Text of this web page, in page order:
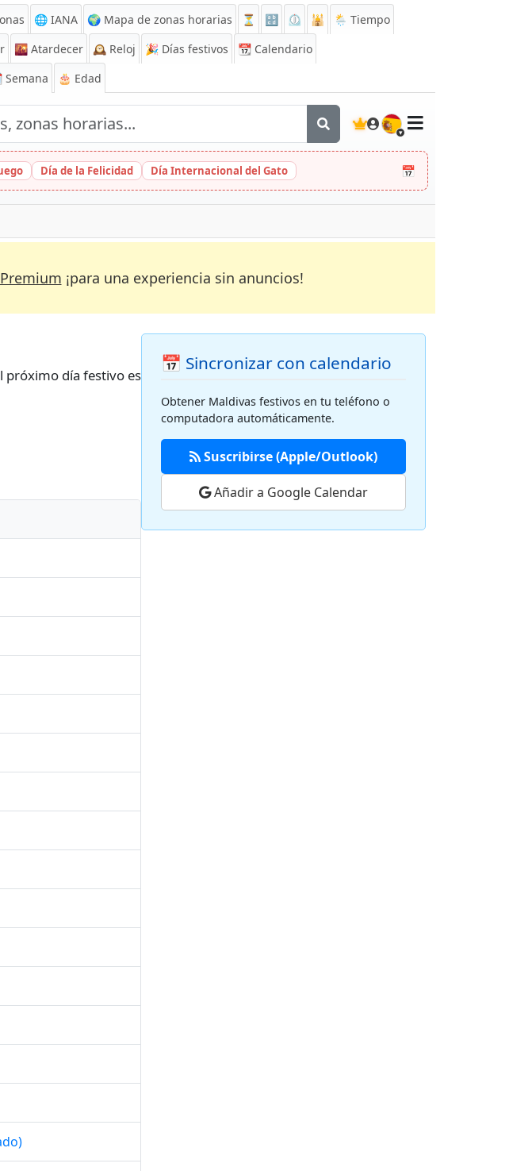
🌐 IANA 🌍 Mapa de zonas horarias ⏳ 🔡 ⏲️ 🕌
🌦️ Tiempo
🌇 Atardecer 🕰️ Reloj 🎉 Días festivos 📆 Calendario
🎂 Edad
🇪🇸
Día de la Felicidad Día Internacional del Gato 📅
¡para una experiencia sin anuncios!
próximo día festivo es
📅 Sincronizar con calendario
Obtener Maldivas festivos en tu teléfono o
computadora automáticamente.
Suscribirse (Apple/Outlook)
Añadir a Google Calendar